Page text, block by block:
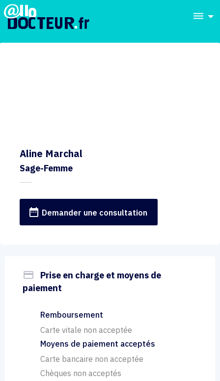
dehaze
Aline Marchal
Sage-Femme
date_range Demander une consultation
payment
Prise en charge et moyens de
paiement
Remboursement
Carte vitale non acceptée
Moyens de paiement acceptés
Carte bancaire non acceptée
Chèques non acceptés